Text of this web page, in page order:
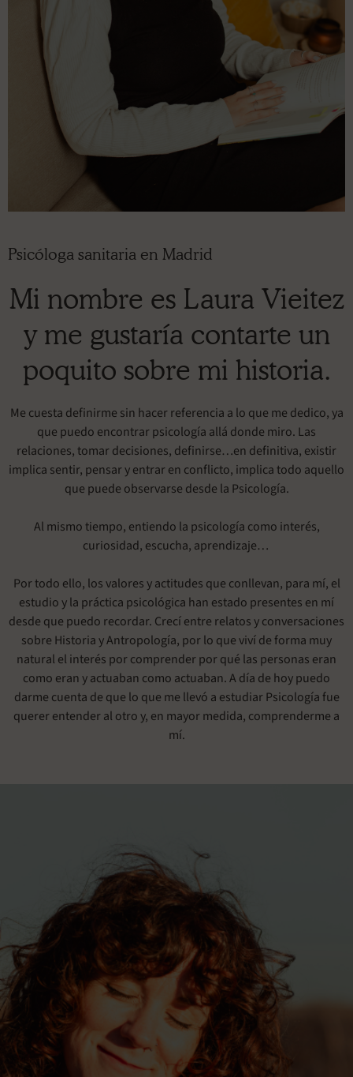
Psicóloga sanitaria en Madrid
Mi nombre es Laura Vieitez
y me gustaría contarte un
poquito sobre mi historia.
Me cuesta definirme sin hacer referencia a lo que me dedico, ya
que puedo encontrar psicología allá donde miro. Las
relaciones, tomar decisiones, definirse…en definitiva, existir
implica sentir, pensar y entrar en conflicto, implica todo aquello
que puede observarse desde la Psicología.
Al mismo tiempo, entiendo la psicología como interés,
curiosidad, escucha, aprendizaje…
Por todo ello, los valores y actitudes que conllevan, para mí, el
estudio y la práctica psicológica han estado presentes en mí
desde que puedo recordar. Crecí entre relatos y conversaciones
sobre Historia y Antropología, por lo que viví de forma muy
natural el interés por comprender por qué las personas eran
como eran y actuaban como actuaban. A día de hoy puedo
darme cuenta de que lo que me llevó a estudiar Psicología fue
querer entender al otro y, en mayor medida, comprenderme a
mí.